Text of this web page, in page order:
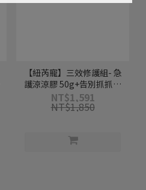
【紐芮寵】三效修護組- 急
護涼涼膠 50g+告別抓抓霜
75g+肉球棒棒 17g
NT$1,591
NT$1,850